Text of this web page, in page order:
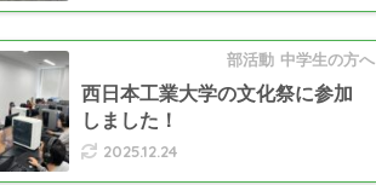
部活動 中学生の方へ
西日本工業大学の文化祭に参加
しました！
2025.12.24